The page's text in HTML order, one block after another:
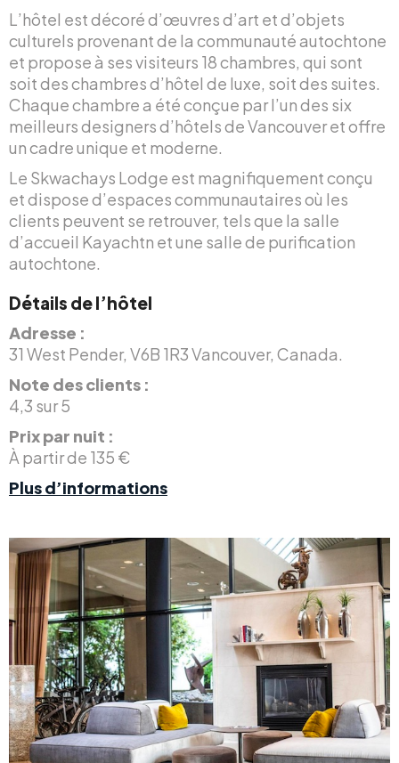
L’hôtel est décoré d’œuvres d’art et d’objets
culturels provenant de la communauté autochtone
et propose à ses visiteurs 18 chambres, qui sont
soit des chambres d’hôtel de luxe, soit des suites.
Chaque chambre a été conçue par l’un des six
meilleurs designers d’hôtels de Vancouver et offre
un cadre unique et moderne.
Le Skwachays Lodge est magnifiquement conçu
et dispose d’espaces communautaires où les
clients peuvent se retrouver, tels que la salle
d’accueil Kayachtn et une salle de purification
autochtone.
Détails de l’hôtel
Adresse :
31 West Pender, V6B 1R3 Vancouver, Canada.
Note des clients :
4,3 sur 5
Prix par nuit :
À partir de 135 €
Plus d’informations